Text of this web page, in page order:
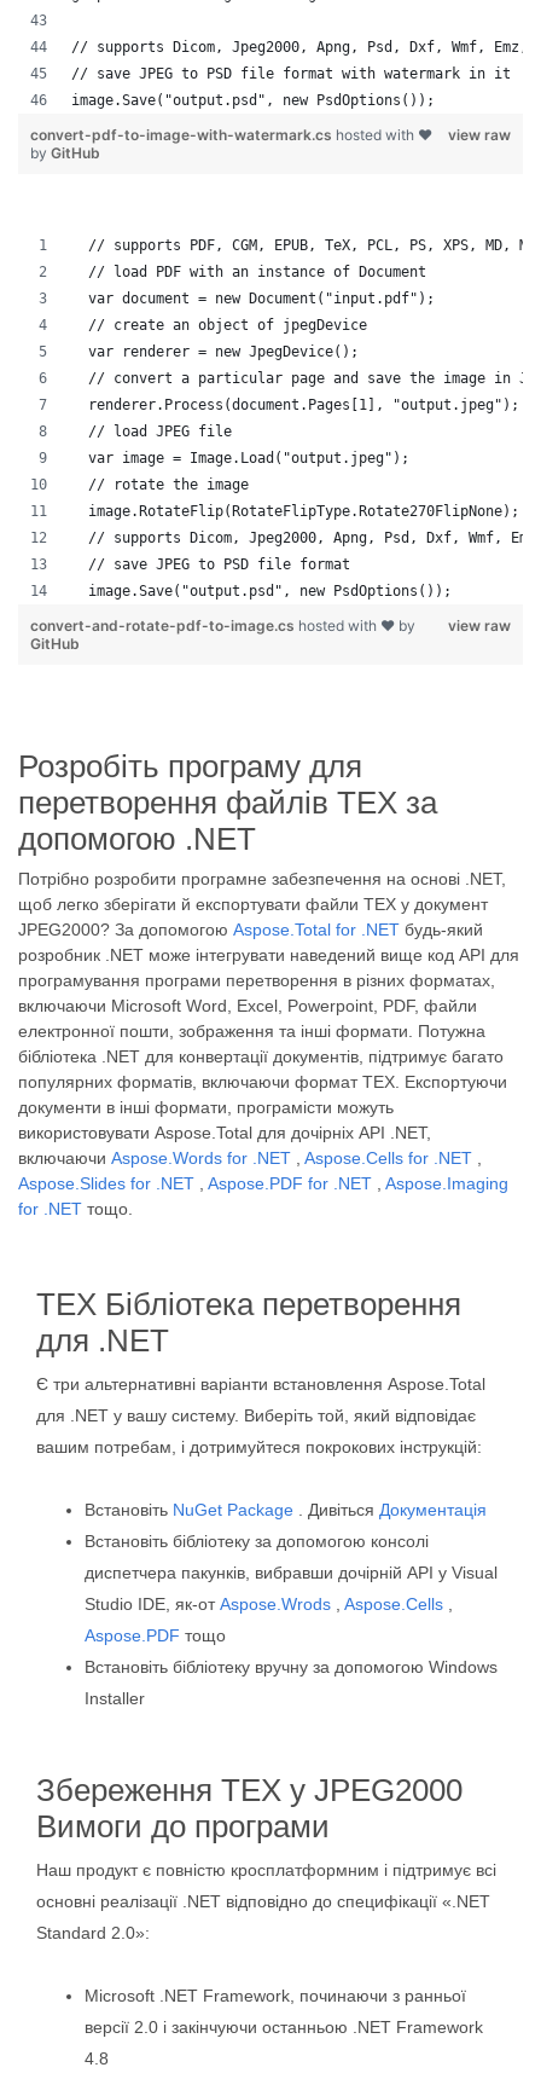
// supports Dicom, Jpeg2000, Apng, Psd, Dxf, Wmf, Emz,
// save JPEG to PSD file format with watermark in it
image.Save("output.psd", new PsdOptions());
view raw
convert-pdf-to-image-with-watermark.cs hosted with ❤
by GitHub
// supports PDF, CGM, EPUB, TeX, PCL, PS, XPS, MD,
  // load PDF with an instance of Document
  var document = new Document("input.pdf");
  // create an object of jpegDevice
  var renderer = new JpegDevice();
// convert a particular page and save the image in
  renderer.Process(document.Pages[1], "output.jpeg");
  // load JPEG file
  var image = Image.Load("output.jpeg");
  // rotate the image
  image.RotateFlip(RotateFlipType.Rotate270FlipNone);
// supports Dicom, Jpeg2000, Apng, Psd, Dxf, Wmf,
  // save JPEG to PSD file format
  image.Save("output.psd", new PsdOptions());
view raw
convert-and-rotate-pdf-to-image.cs hosted with ❤ by
GitHub
Розробіть програму для
перетворення файлів TEX за
допомогою .NET
Потрібно розробити програмне забезпечення на основі .NET,
щоб легко зберігати й експортувати файли TEX у документ
JPEG2000? За допомогою Aspose.Total for .NET будь-який
розробник .NET може інтегрувати наведений вище код API для
програмування програми перетворення в різних форматах,
включаючи Microsoft Word, Excel, Powerpoint, PDF, файли
електронної пошти, зображення та інші формати. Потужна
бібліотека .NET для конвертації документів, підтримує багато
популярних форматів, включаючи формат TEX. Експортуючи
документи в інші формати, програмісти можуть
використовувати Aspose.Total для дочірніх API .NET,
включаючи Aspose.Words for .NET Aspose.Cells for .NET
Aspose.Slides for .NET
Aspose.PDF for .NET
Aspose.Imaging
for .NET тощо.
TEX Бібліотека перетворення
для .NET
Є три альтернативні варіанти встановлення Aspose.Total
для .NET у вашу систему. Виберіть той, який відповідає
вашим потребам, і дотримуйтеся покрокових інструкцій:
Встановіть NuGet Package . Дивіться Документація
Встановіть бібліотеку за допомогою консолі
диспетчера пакунків, вибравши дочірній API у Visual
Studio IDE, як-отAspose.Wrods Aspose.Cells
Aspose.PDF тощо
Встановіть бібліотеку вручну за допомогою Windows
Installer
Збереження TEX у JPEG2000
Вимоги до програми
Наш продукт є повністю кросплатформним і підтримує всі
основні реалізації .NET відповідно до специфікації «.NET
Standard 2.0»:
Microsoft .NET Framework, починаючи з ранньої
версії 2.0 і закінчуючи останньою .NET Framework
4.8